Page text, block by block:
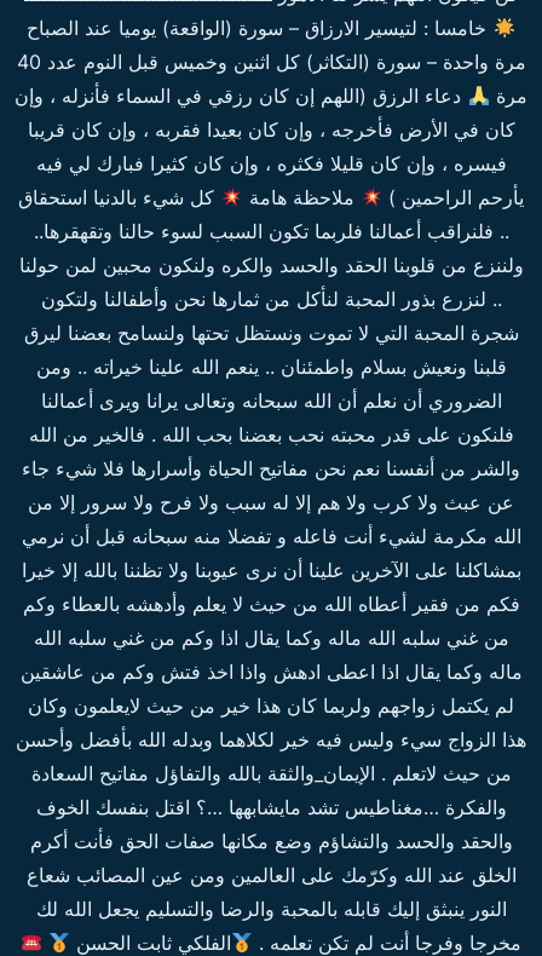
خامسا : لتيسير الارزاق – سورة (الواقعة) يوميا عند الصباح
مرة واحدة – سورة (التكاثر) كل اثنين وخميس قبل النوم عدد 40
مرة
دعاء الرزق (اللهم إن كان رزقي في السماء فأنزله ، وإن
كان في الأرض فأخرجه ، وإن كان بعيدا فقربه ، وإن كان قريبا
فيسره ، وإن كان قليلا فكثره ، وإن كان كثيرا فبارك لي فيه
يأرحم الراحمين )
ملاحظة هامة
كل شيء بالدنيا استحقاق
.. فلنراقب أعمالنا فلربما تكون السبب لسوء حالنا وتقهقرها..
ولننزع من قلوبنا الحقد والحسد والكره ولنكون محبين لمن حولنا
.. لنزرع بذور المحبة لنأكل من ثمارها نحن وأطفالنا ولتكون
شجرة المحبة التي لا تموت ونستظل تحتها ولنسامح بعضنا ليرق
قلبنا ونعيش بسلام واطمئنان .. ينعم الله علينا خيراته .. ومن
الضروري أن نعلم أن الله سبحانه وتعالى يرانا ويرى أعمالنا
فلنكون على قدر محبته نحب بعضنا بحب الله . فالخير من الله
والشر من أنفسنا نعم نحن مفاتيح الحياة وأسرارها فلا شيء جاء
عن عبث ولا كرب ولا هم إلا له سبب ولا فرح ولا سرور إلا من
الله مكرمة لشيء أنت فاعله و تفضلا منه سبحانه قبل أن نرمي
بمشاكلنا على الآخرين علينا أن نرى عيوبنا ولا تظننا بالله إلا خيرا
فكم من فقير أعطاه الله من حيث لا يعلم وأدهشه بالعطاء وكم
من غني سلبه الله ماله وكما يقال اذا وكم من غني سلبه الله
ماله وكما يقال اذا اعطى ادهش واذا اخذ فتش وكم من عاشقين
لم يكتمل زواجهم ولربما كان هذا خير من حيث لايعلمون وكان
هذا الزواج سيء وليس فيه خير لكلاهما وبدله الله بأفضل وأحسن
من حيث لاتعلم . الإيمان_والثقة بالله والتفاؤل مفاتيح السعادة
والفكرة …مغناطيس تشد مايشابهها …؟ اقتل بنفسك الخوف
والحقد والحسد والتشاؤم وضع مكانها صفات الحق فأنت أكرم
الخلق عند الله وكرّمك على العالمين ومن عين المصائب شعاع
النور ينبثق إليك قابله بالمحبة والرضا والتسليم يجعل الله لك
مخرجا وفرجا أنت لم تكن تعلمه .
الفلكي ثابت الحسن